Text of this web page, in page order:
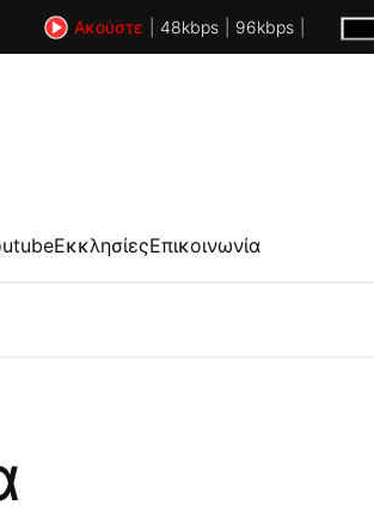
Ακούστε 48kbps 96kbpsΧωρίς
ΕκκλησίεςΕπικοινωνία